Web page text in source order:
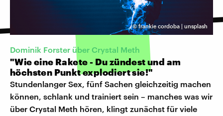
©frankie cordoba | unsplash
Dominik Forster über Crystal Meth
"Wie eine Rakete - Du zündest und am
höchsten Punkt explodiert sie!"
Stundenlanger Sex, fünf Sachen gleichzeitig machen
können, schlank und trainiert sein – manches was wir
über Crystal Meth hören, klingt zunächst für viele